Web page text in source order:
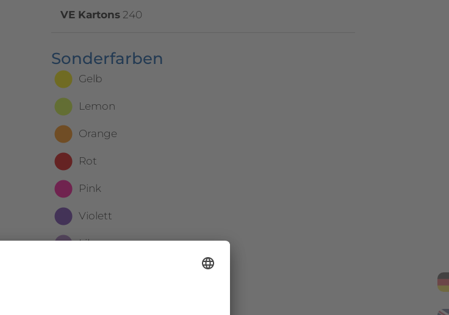
VE Kartons 240
Sonderfarben
Gelb
Lemon
Orange
Rot
Pink
Violett
Lila